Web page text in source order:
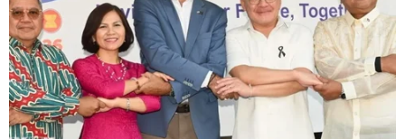
bị đau họng dai dẳng trong vài ngày nhưng
không biết chính xác nguyên nhân.
Sau đó, cô này đã tới bệnh viện Quốc tế St Luke
tại Tokyo để kiểm tra tình trạng của mình. Và
tại đó, các bác sỹ đã phát hiện ra một "con giun